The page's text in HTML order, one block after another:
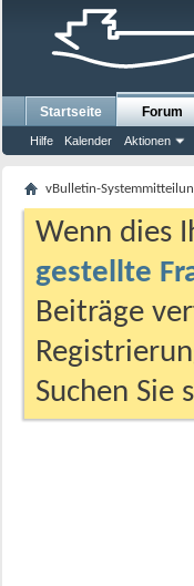
Startseite Forum
Hilfe Kalender Aktionen
vBulletin-
Wenn dies
gestellte
Beiträge
Suchen Sie